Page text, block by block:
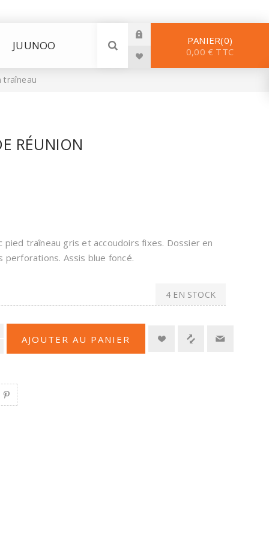
JUUNOO PANIER 0
0,00 € TTC
traîneau
RÉUNION
pied traîneau gris et accoudoirs fixes. Dossier en
perforations. Assis blue foncé.
4 EN STOCK